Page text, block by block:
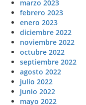
marzo 2023
febrero 2023
enero 2023
diciembre 2022
noviembre 2022
octubre 2022
septiembre 2022
agosto 2022
julio 2022
junio 2022
mayo 2022